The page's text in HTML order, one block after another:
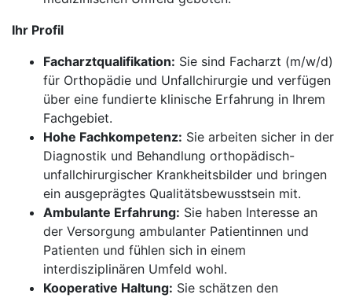
Ihr Profil
Facharztqualifikation: Sie sind Facharzt (m/w/d)
für Orthopädie und Unfallchirurgie und verfügen
über eine fundierte klinische Erfahrung in Ihrem
Fachgebiet.
Hohe Fachkompetenz: Sie arbeiten sicher in der
Diagnostik und Behandlung orthopädisch-
unfallchirurgischer Krankheitsbilder und bringen
ein ausgeprägtes Qualitätsbewusstsein mit.
Ambulante Erfahrung: Sie haben Interesse an
der Versorgung ambulanter Patientinnen und
Patienten und fühlen sich in einem
interdisziplinären Umfeld wohl.
Kooperative Haltung: Sie schätzen den